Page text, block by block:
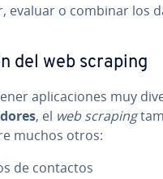
evaluar o combinar los
del web scraping
apli­ca­cio­nes muy
, el web scraping
muchos otros:
de contactos